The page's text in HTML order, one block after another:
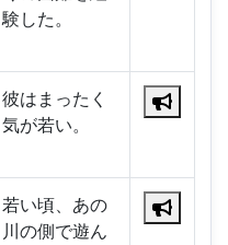
験した。
彼はまったく
気が若い。
若い頃、あの
川の側で遊ん